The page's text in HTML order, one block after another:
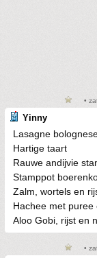
•
Yinny
Lasagne
Hartige taart
Rauwe andijvie
Stamppot
Zalm, wortels en
Hachee met puree
Aloo Gobi, rijst en
•